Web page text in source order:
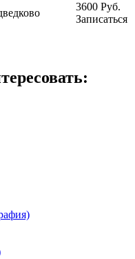
3600 Руб.
Записаться